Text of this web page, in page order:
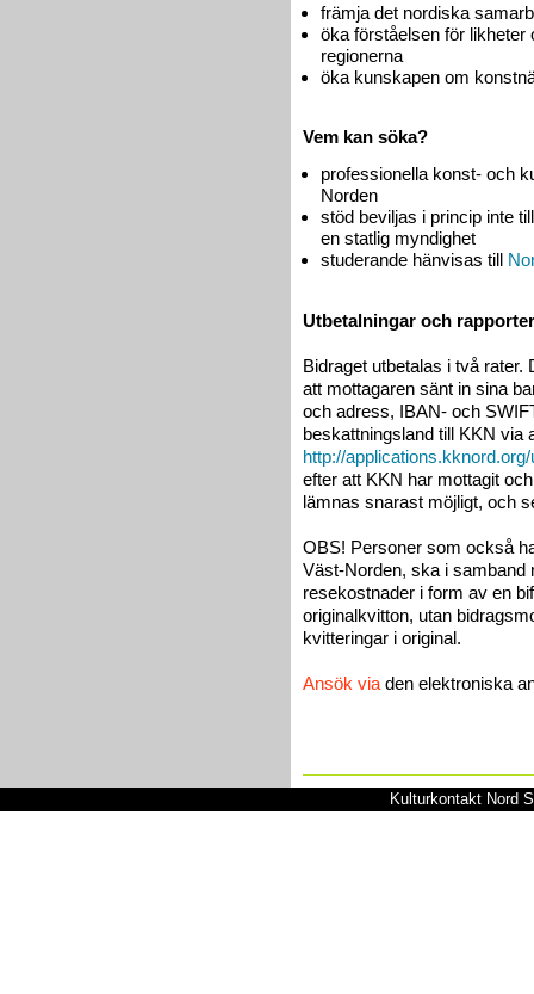
främja det nordiska
öka förståelsen för likheter
regionerna
öka kunskapen om
Vem kan söka?
professionella konst- och
Norden
stöd beviljas i princip inte
en statlig myndighet
studerande hänvisas till
Utbetalningar och
Bidraget utbetalas i två rater.
att mottagaren sänt in sina
och adress, IBAN- och
beskattningsland till KKN via
http://applications.kknord.org/
efter att KKN har mottagit
lämnas snarast möjligt, och
OBS! Personer som också
Väst-Norden, ska i samband
resekostnader i form av en
originalkvitton, utan
kvitteringar i original.
Ansök via den elektroniska
Kulturkontakt Nord